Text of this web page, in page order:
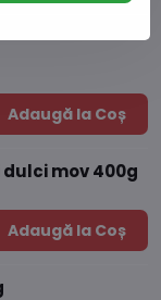
Adaugă la Coș
mov 400g
Adaugă la Coș